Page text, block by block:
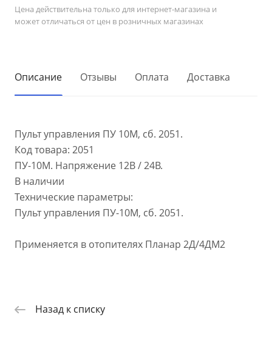
Цена действительна только для интернет-магазина и
может отличаться от цен в розничных магазинах
Описание Отзывы Оплата Доставка
Пульт управления ПУ 10М, сб. 2051.
Код товара: 2051
ПУ-10М. Напряжение 12В / 24В.
В наличии
Технические параметры:
Пульт управления ПУ-10М, сб. 2051.
Применяется в отопителях Планар 2Д/4ДМ2
Назад к списку